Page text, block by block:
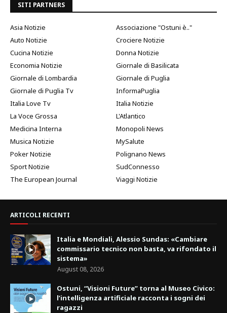
SITI PARTNERS
Asia Notizie
Associazione "Ostuni è.."
Auto Notizie
Crociere Notizie
Cucina Notizie
Donna Notizie
Economia Notizie
Giornale di Basilicata
Giornale di Lombardia
Giornale di Puglia
Giornale di Puglia Tv
InformaPuglia
Italia Love Tv
Italia Notizie
La Voce Grossa
L'Atlantico
Medicina Interna
Monopoli News
Musica Notizie
MySalute
Poker Notizie
Polignano News
Sport Notizie
SudConnesso
The European Journal
Viaggi Notizie
ARTICOLI RECENTI
Italia e Mondiali, Alessio Sundas: «Cambiare
commissario tecnico non basta, va rifondato il
sistema»
August 08, 2026
Ostuni, “Visioni Future” torna al Museo Civico:
l’intelligenza artificiale racconta i sogni dei
ragazzi